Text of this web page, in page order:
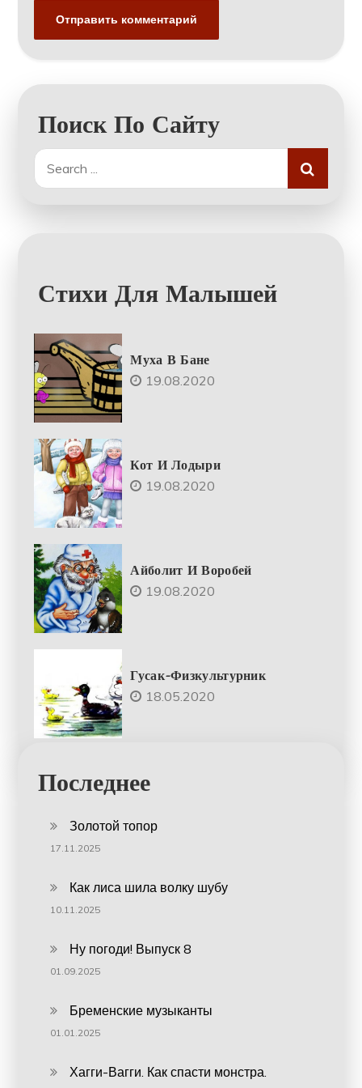
Поиск По Сайту
Search
for:
Стихи Для Малышей
Муха В Бане
19.08.2020
Кот И Лодыри
19.08.2020
Айболит И Воробей
19.08.2020
Гусак-Физкультурник
18.05.2020
Последнее
Золотой топор
17.11.2025
Как лиса шила волку шубу
10.11.2025
Ну погоди! Выпуск 8
01.09.2025
Бременские музыканты
01.01.2025
Хагги-Вагги. Как спасти монстра.